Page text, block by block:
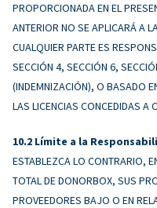
PROPORCIONADA EN EL
ANTERIOR NO SE APLICARÁ A
CUALQUIER PARTE ES
SECCIÓN 4, SECCIÓN 6,
(INDEMNIZACIÓN), O BASADO
LAS LICENCIAS CONCEDIDAS A
Límite a la
ESTABLEZCA LO CONTRARIO,
TOTAL DE DONORBOX, SUS
PROVEEDORES BAJO O EN